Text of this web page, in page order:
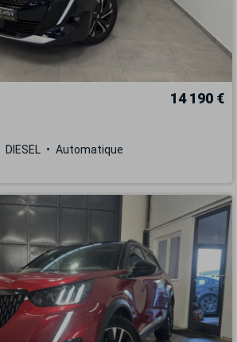
14 190 €
DIESEL Automatique